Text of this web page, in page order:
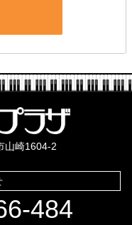
山崎1604-2
484